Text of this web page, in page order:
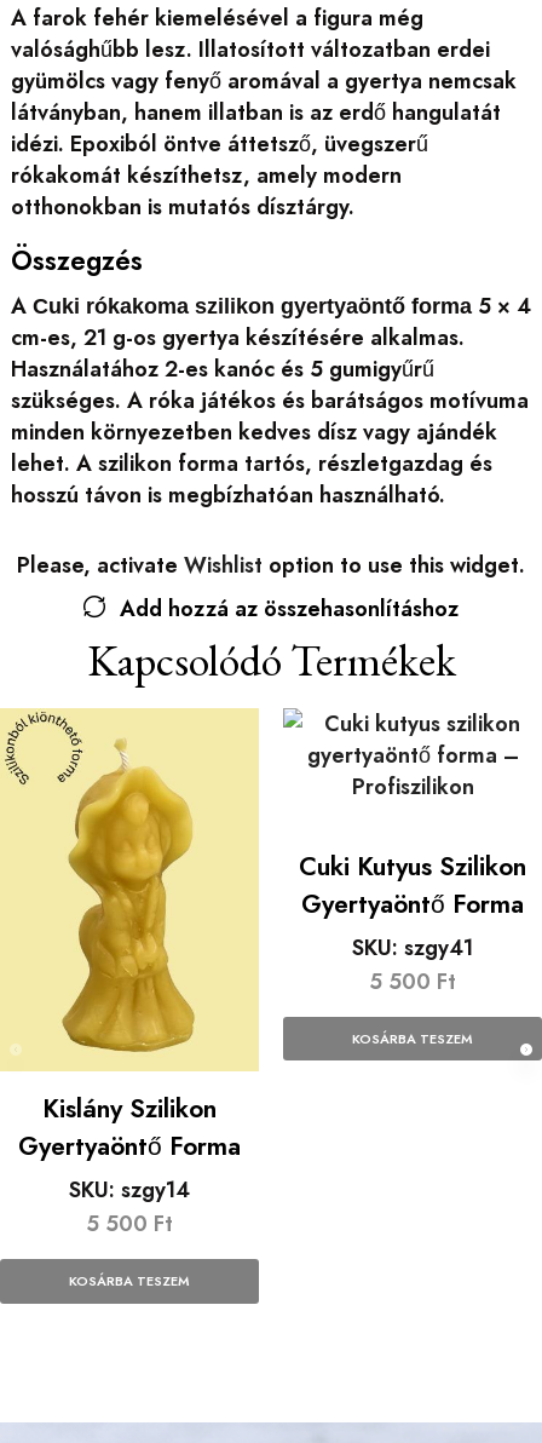
A farok fehér kiemelésével a figura még
valósághűbb lesz. Illatosított változatban erdei
gyümölcs vagy fenyő aromával a gyertya nemcsak
látványban, hanem illatban is az erdő hangulatát
idézi. Epoxiból öntve áttetsző, üvegszerű
rókakomát készíthetsz, amely modern
otthonokban is mutatós dísztárgy.
Összegzés
A Cuki rókakoma szilikon gyertyaöntő forma5 × 4
cm-es, 21 g-os gyertya készítésére alkalmas.
Használatához 2-es kanóc és 5 gumigyűrű
szükséges. A róka játékos és barátságos motívuma
minden környezetben kedves dísz vagy ajándék
lehet. A szilikon forma tartós, részletgazdag és
hosszú távon is megbízhatóan használható.
Please, activate Wishlist option to use this widget.
Add hozzá az összehasonlításhoz
Kapcsolódó Termékek
Kislány Szilikon
Gyertyaöntő Forma
SKU: szgy14
5 500 Ft
KOSÁRBA TESZEM
Cuki Kutyus Szilikon
Gyertyaöntő Forma
SKU: szgy41
5 500 Ft
KOSÁRBA TESZEM